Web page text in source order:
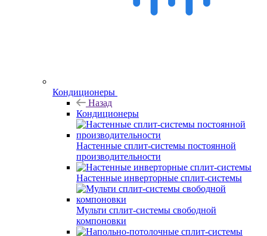
Кондиционеры
Назад
Кондиционеры
Настенные сплит-системы постоянной
производительности
Настенные инверторные сплит-системы
Мульти сплит-системы свободной
компоновки